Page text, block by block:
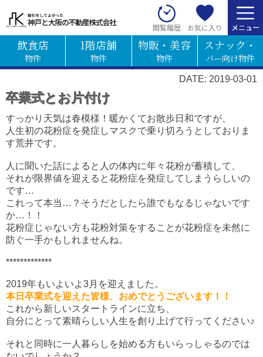
閲覧履歴 お気に入り
飲食店
物件
1階店舗
物件
物販・美容
物件
スナック・
バー向け物件
DATE: 2019-03-01
卒業式とお片付け
すっかり天気は春模様！暖かくてお散歩日和ですが、
人生初の花粉症を発症しマスクで乗り切ろうとしておりま
す荒井です。
人に聞いた話によると人の体内に年々花粉が蓄積して、
それが限界値を迎えると花粉症を発症してしまうらしいの
です…
これって本当…？そうだとしたら誰でもなるじゃないです
か…！！
花粉症じゃない方も花粉対策をすることが花粉症を未然に
防ぐ一手かもしれませんね。
*************
2019年もいよいよ3月を迎えました。
本日卒業式を迎えた皆様、おめでとうございます！！
これから新しいスタートラインに立ち、
自分にとって素晴らしい人生を創り上げて行ってください♪
それと同時に一人暮らしを始める方もいらっしゃるのでは